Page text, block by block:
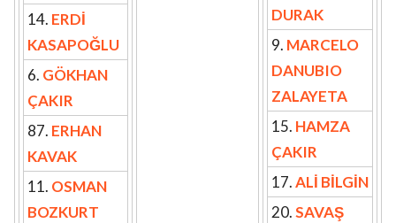
14. ERDİ
KASAPOĞLU
6. GÖKHAN
ÇAKIR
87. ERHAN
KAVAK
11. OSMAN
BOZKURT
DURAK
9. MARCELO
DANUBIO
ZALAYETA
15. HAMZA
ÇAKIR
17.ALİ BİLGİN
20.SAVAŞ